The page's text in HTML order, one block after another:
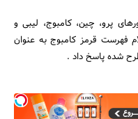
پرو، چین، کامبوج، لیبی و
فهرست قرمز کامبوج به عنوان
شده پاسخ داد .